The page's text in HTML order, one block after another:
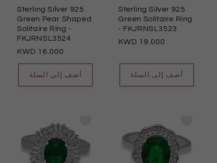
Sterling Silver 925
Green Pear Shaped
Solitaire Ring -
FKJRNSL3524
السعر
العادي
16.000
أضف إلى السلة
Sterling Silver 925
Green Solitaire Ring
- FKJRNSL3523
السعر 19.000
أضف إلى السلة